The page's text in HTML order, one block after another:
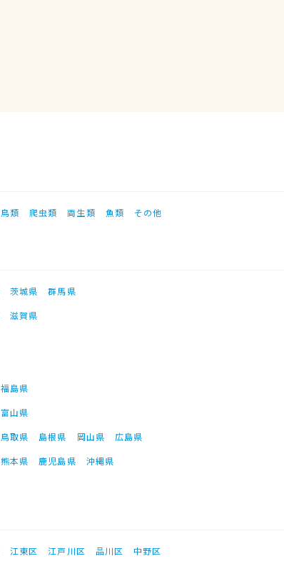
鳥類 爬虫類 両生類 魚類 その他
茨城県
群馬県
滋賀県
福島県
富山県
鳥取県 島根県 岡山県
広島県
熊本県 鹿児島県 沖縄県
江東区 江戸川区 品川区
中野区